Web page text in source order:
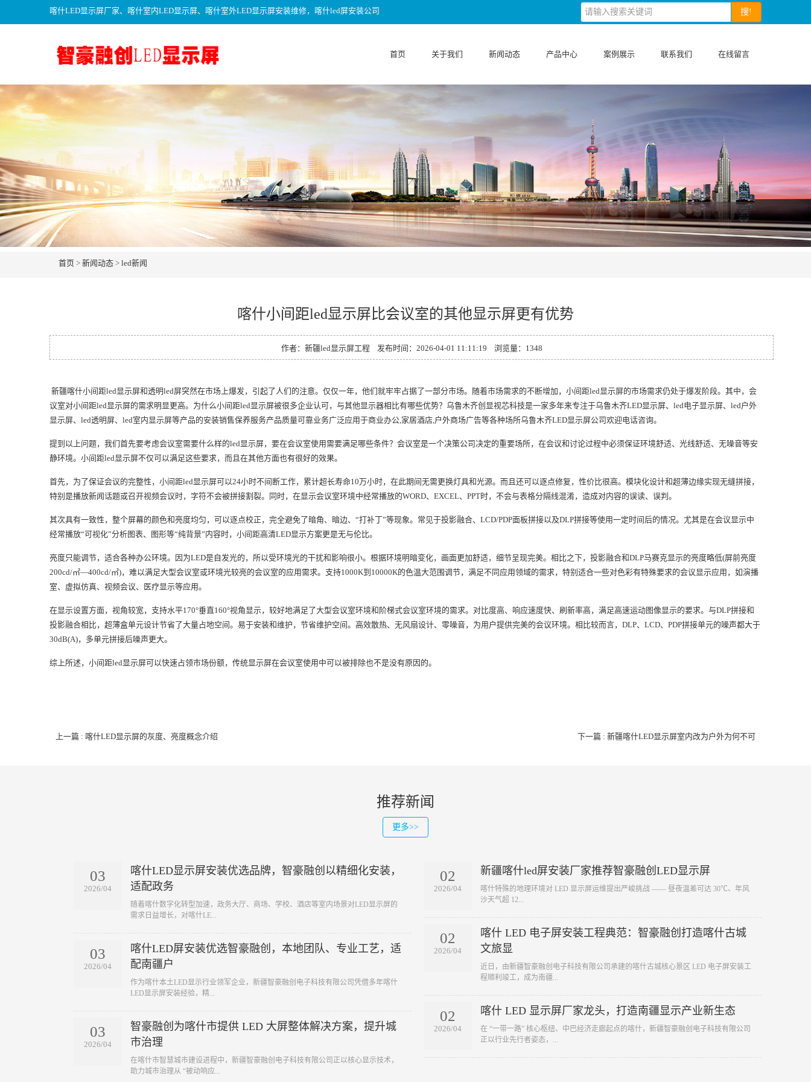
喀什LED显示屏厂家、喀什室内LED显示屏、喀什室外LED显示屏安装维修，喀什led屏安装公司 搜!
首页 关于我们 新闻动态 产品中心 案例展示 联系我们 在线留言
首页 > 新闻动态 > led新闻
喀什小间距led显示屏比会议室的其他显示屏更有优势
作者：新疆led显示屏工程 发布时间：2026-04-01 11:11:19 浏览量： 1348
新疆喀什小间距led显示屏和透明led屏突然在市场上爆发，引起了人们的注意。仅仅一年，他们就牢牢占据了一部分市场。随着市场需求的不断增加，小间距led显示屏的市场需求仍处于爆发阶段。其中，会
议室对小间距led显示屏的需求明显更高。为什么小间距led显示屏被很多企业认可，与其他显示器相比有哪些优势？乌鲁木齐创显视芯科技是一家多年来专注于乌鲁木齐LED显示屏、led电子显示屏、led户外
显示屏、led透明屏、led室内显示屏等产品的安装销售保养服务产品质量可靠业务广泛应用于商业办公,家居酒店,户外商场广告等各种场所乌鲁木齐LED显示屏公司欢迎电话咨询。
提到以上问题，我们首先要考虑会议室需要什么样的led显示屏，要在会议室使用需要满足哪些条件？会议室是一个决策公司决定的重要场所，在会议和讨论过程中必须保证环境舒适、光线舒适、无噪音等安
静环境。小间距led显示屏不仅可以满足这些要求，而且在其他方面也有很好的效果。
首先，为了保证会议的完整性，小间距led显示屏可以24小时不间断工作，累计超长寿命10万小时，在此期间无需更换灯具和光源。而且还可以逐点修复，性价比很高。模块化设计和超薄边缘实现无缝拼接，
特别是播放新闻话题或召开视频会议时，字符不会被拼接割裂。同时，在显示会议室环境中经常播放的WORD、EXCEL、PPT时，不会与表格分隔线混淆，造成对内容的误读、误判。
其次具有一致性，整个屏幕的颜色和亮度均匀，可以逐点校正，完全避免了暗角、暗边、“打补丁”等现象。常见于投影融合、LCD/PDP面板拼接以及DLP拼接等使用一定时间后的情况。尤其是在会议显示中
经常播放“可视化”分析图表、图形等“纯背景”内容时，小间距高清LED显示方案更是无与伦比。
亮度只能调节，适合各种办公环境。因为LED是自发光的，所以受环境光的干扰和影响很小。根据环境明暗变化，画面更加舒适，细节呈现完美。相比之下，投影融合和DLP马赛克显示的亮度略低(屏前亮度
200cd/㎡—400cd/㎡)，难以满足大型会议室或环境光较亮的会议室的应用需求。支持1000K到10000K的色温大范围调节，满足不同应用领域的需求，特别适合一些对色彩有特殊要求的会议显示应用，如演播
室、虚拟仿真、视频会议、医疗显示等应用。
在显示设置方面，视角较宽，支持水平170°垂直160°视角显示，较好地满足了大型会议室环境和阶梯式会议室环境的需求。对比度高、响应速度快、刷新率高，满足高速运动图像显示的要求。与DLP拼接和
投影融合相比，超薄盒单元设计节省了大量占地空间。易于安装和维护，节省维护空间。高效散热、无风扇设计、零噪音，为用户提供完美的会议环境。相比较而言，DLP、LCD、PDP拼接单元的噪声都大于
30dB(A)，多单元拼接后噪声更大。
综上所述，小间距led显示屏可以快速占领市场份额，传统显示屏在会议室使用中可以被排除也不是没有原因的。
上一篇 : 喀什LED显示屏的灰度、亮度概念介绍 下一篇 : 新疆喀什LED显示屏室内改为户外为何不可
推荐新闻
更多>>
03
2026/04
喀什LED显示屏安装优选品牌，智豪融创以精细化安装，
适配政务
​随着喀什数字化转型加速，政务大厅、商场、学校、酒店等室内场景对LED显示屏的
需求日益增长，对喀什LE...
03
2026/04
喀什LED屏安装优选智豪融创，本地团队、专业工艺，适
配南疆户
​作为喀什本土LED显示行业领军企业，新疆智豪融创电子科技有限公司凭借多年喀什
LED显示屏安装经验，精...
03
2026/04
智豪融创为喀什市提供 LED 大屏整体解决方案，提升城
市治理
​在喀什市智慧城市建设进程中，新疆智豪融创电子科技有限公司正以核心显示技术，
助力城市治理从 “被动响应...
02
2026/04
新疆喀什led屏安装厂家推荐智豪融创LED显示屏
​喀什特殊的地理环境对 LED 显示屏运维提出严峻挑战 —— 昼夜温差可达 30℃、年风
沙天气超 12...
02
2026/04
喀什 LED 电子屏安装工程典范：智豪融创打造喀什古城
文旅显
​近日，由新疆智豪融创电子科技有限公司承建的喀什古城核心景区 LED 电子屏安装工
程顺利竣工，成为南疆...
02
2026/04
喀什 LED 显示屏厂家龙头，打造南疆显示产业新生态
​在 “一带一路” 核心枢纽、中巴经济走廊起点的喀什，新疆智豪融创电子科技有限公司
正以行业先行者姿态，...